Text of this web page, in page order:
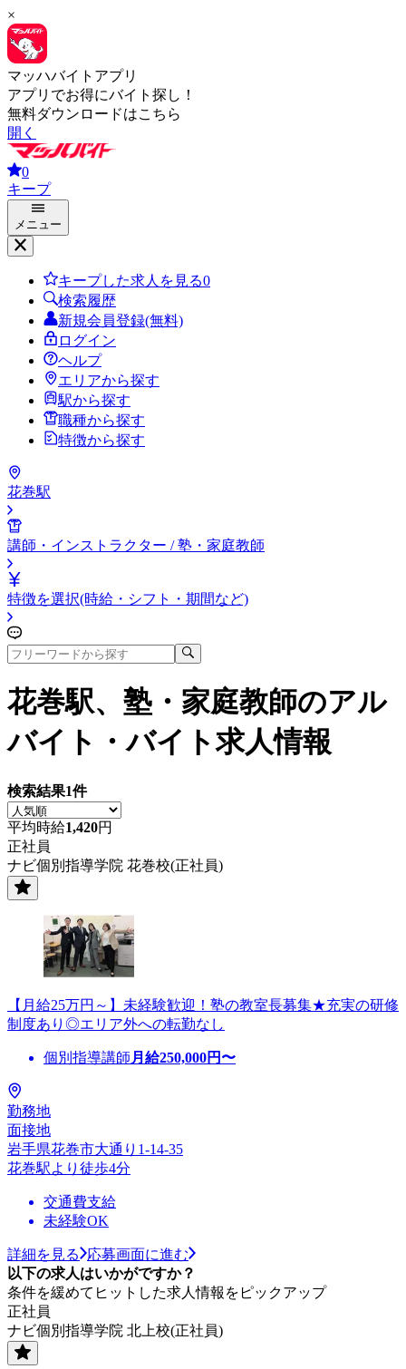
×
マッハバイトアプリ
アプリでお得にバイト探し！
無料ダウンロードはこちら
開く
0
キープ
メニュー
キープした求人を見る0
検索履歴
新規会員登録(無料)
ログイン
ヘルプ
エリアから探す
駅から探す
職種から探す
特徴から探す
花巻駅
講師・インストラクター / 塾・家庭教師
特徴を選択(時給・シフト・期間など)
花巻駅、塾・家庭教師のアル
バイト・バイト求人情報
検索結果1件
平均時給1,420円
正社員
ナビ個別指導学院 花巻校(正社員)
【月給25万円～】未経験歓迎！塾の教室長募集★充実の研修
制度あり◎エリア外への転勤なし
個別指導講師 月給250,000円〜
勤務地
面接地
岩手県花巻市大通り1-14-35
花巻駅より徒歩4分
交通費支給
未経験OK
詳細を見る
応募画面に進む
以下の求人はいかがですか？
条件を緩めてヒットした求人情報をピックアップ
正社員
ナビ個別指導学院 北上校(正社員)